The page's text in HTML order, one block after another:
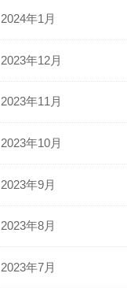
2024年1月
2023年12月
2023年11月
2023年10月
2023年9月
2023年8月
2023年7月